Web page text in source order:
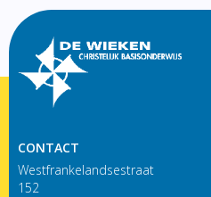
CONTACT
Westfrankelandsestraat
152